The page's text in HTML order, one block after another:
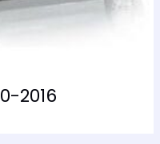
2016